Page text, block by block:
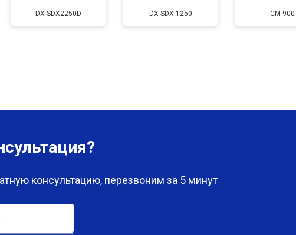
DX SDX2250D DX SDX 1250 CM 900
консультацию, перезвоним за 5 минут